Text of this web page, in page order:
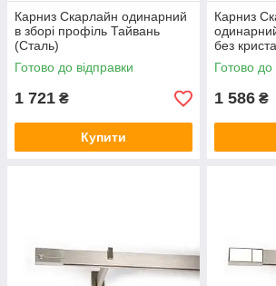
Карниз Скарлайн одинарний
в зборі профіль Тайвань
(Сталь)
Готово до відправки
1 721 ₴
Купити
Карниз
без
Готово до
1 586 ₴